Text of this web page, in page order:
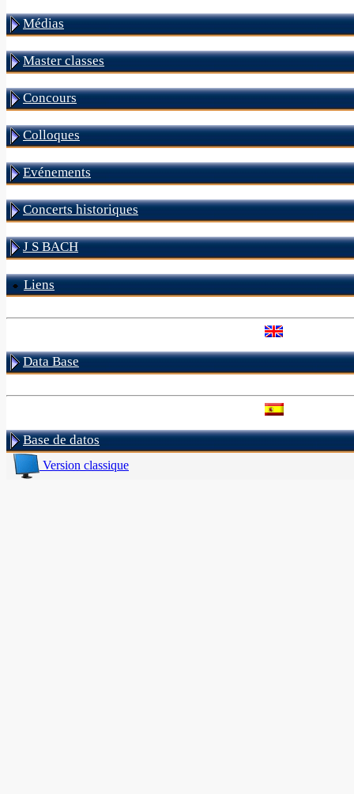
Médias
Master classes
Concours
Colloques
Evénements
Concerts historiques
J S BACH
Liens
Data Base
Base de datos
Version classique